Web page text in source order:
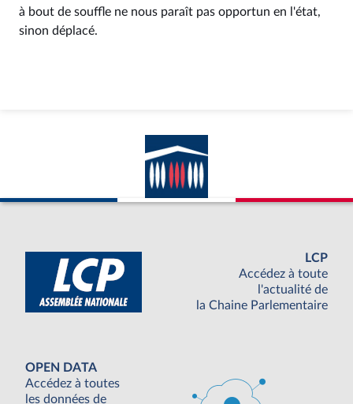
à bout de souffle ne nous paraît pas opportun en l'état,
sinon déplacé.
LCP
Accédez à toute
l'actualité de
la Chaine Parlementaire
OPEN DATA
Accédez à toutes
les données de